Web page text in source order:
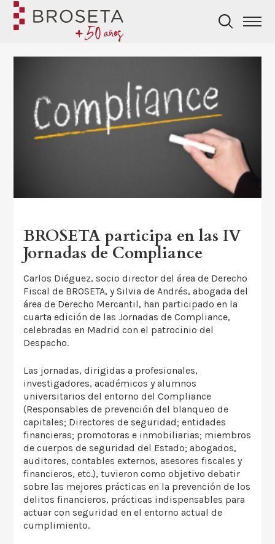
BROSETA participa en las IV
Jornadas de Compliance
Carlos Diéguez, socio director del área de Derecho
Fiscal de BROSETA, y Silvia de Andrés, abogada del
área de Derecho Mercantil, han participado en la
cuarta edición de las Jornadas de Compliance,
celebradas en Madrid con el patrocinio del
Despacho.
Las jornadas, dirigidas a profesionales,
investigadores, académicos y alumnos
universitarios del entorno del Compliance
(Responsables de prevención del blanqueo de
capitales; Directores de seguridad; entidades
financieras; promotoras e inmobiliarias; miembros
de cuerpos de seguridad del Estado; abogados,
auditores, contables externos, asesores fiscales y
financieros, etc.), tuvieron como objetivo debatir
sobre las mejores prácticas en la prevención de los
delitos financieros, prácticas indispensables para
actuar con seguridad en el entorno actual de
cumplimiento.